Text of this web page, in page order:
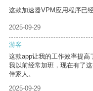
这款加速器VPM应用程序已
2025-09-29
游客
这款app让我的工作效率提高
我以前经常加班，现在有了
伴家人。
2025-09-29